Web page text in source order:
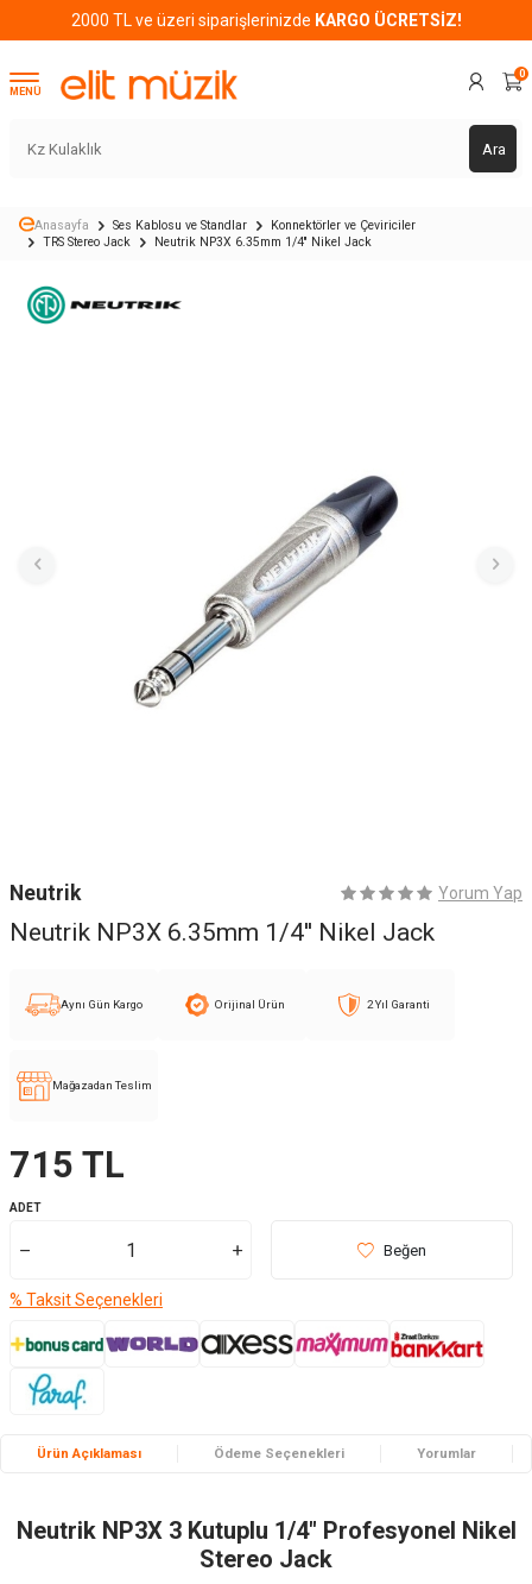
2000 TL ve üzeri siparişlerinizde KARGO ÜCRETSİZ!
MENÜ
Ara
0
Anasayfa Ses Kablosu ve Standlar
Konnektörler ve Çeviriciler
TRS Stereo Jack
Neutrik NP3X 6.35mm 1/4'' Nikel Jack
Neutrik Yorum Yap
Neutrik NP3X 6.35mm 1/4'' Nikel Jack
Aynı Gün Kargo Orijinal Ürün 2 Yıl Garanti
Mağazadan Teslim
715 TL
ADET
Beğen
% Taksit Seçenekleri
Ürün Açıklaması Ödeme Seçenekleri Yorumlar
Neutrik NP3X 3 Kutuplu 1/4" Profesyonel Nikel
Stereo Jack